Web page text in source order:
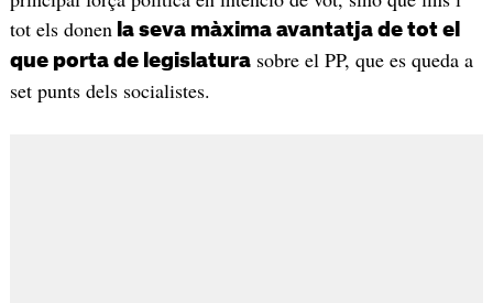
tot els donen la seva màxima avantatja de tot el
que porta de legislaturasobre el PP, que es queda a
set punts dels socialistes.